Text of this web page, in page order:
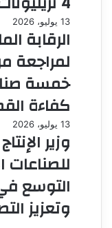
13 يوليو، 2026
الرقابة
لمراجعة
خمسة
كفاءة
13 يوليو، 2026
وزير
للصناعات
التوسع
وتعزيز